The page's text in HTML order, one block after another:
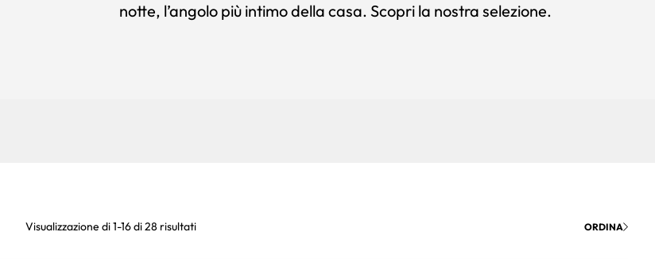
notte, l’angolo più intimo della casa. Scopri la nostra selezione.
Visualizzazione di 1-16 di 28 risultati ORDINA